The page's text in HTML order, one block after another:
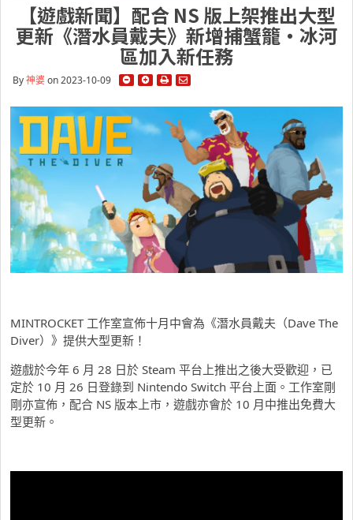
【遊戲新聞】配合 NS 版上架推出大型
更新《潛水員戴夫》新增捕蟹籠・冰河
區加入新任務
By神婆on 2023-10-09
MINTROCKET 工作室宣佈十月中會為《潛水員戴夫（Dave The
Diver）》提供大型更新！
遊戲於今年 6 月 28 日於 Steam 平台上推出之後大受歡迎，已
定於 10 月 26 日登錄到 Nintendo Switch 平台上面。工作室剛
剛亦宣佈，配合 NS 版本上市，遊戲亦會於 10 月中推出免費大
型更新。